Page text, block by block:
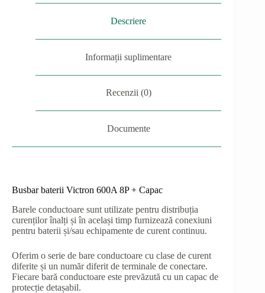
Descriere
Informații suplimentare
Recenzii (0)
Documente
Busbar baterii Victron 600A 8P + Capac
Barele conductoare sunt utilizate pentru distribuția
curenților înalți și în același timp furnizează conexiuni
pentru baterii și/sau echipamente de curent continuu.
Oferim o serie de bare conductoare cu clase de curent
diferite și un număr diferit de terminale de conectare.
Fiecare bară conductoare este prevăzută cu un capac de
protecție detașabil.